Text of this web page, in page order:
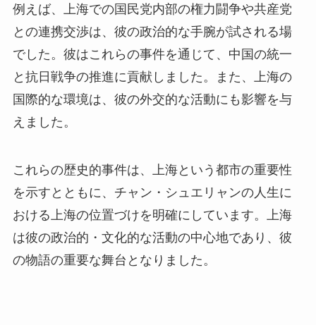
例えば、上海での国民党内部の権力闘争や共産党
との連携交渉は、彼の政治的な手腕が試される場
でした。彼はこれらの事件を通じて、中国の統一
と抗日戦争の推進に貢献しました。また、上海の
国際的な環境は、彼の外交的な活動にも影響を与
えました。
これらの歴史的事件は、上海という都市の重要性
を示すとともに、チャン・シュエリャンの人生に
おける上海の位置づけを明確にしています。上海
は彼の政治的・文化的な活動の中心地であり、彼
の物語の重要な舞台となりました。